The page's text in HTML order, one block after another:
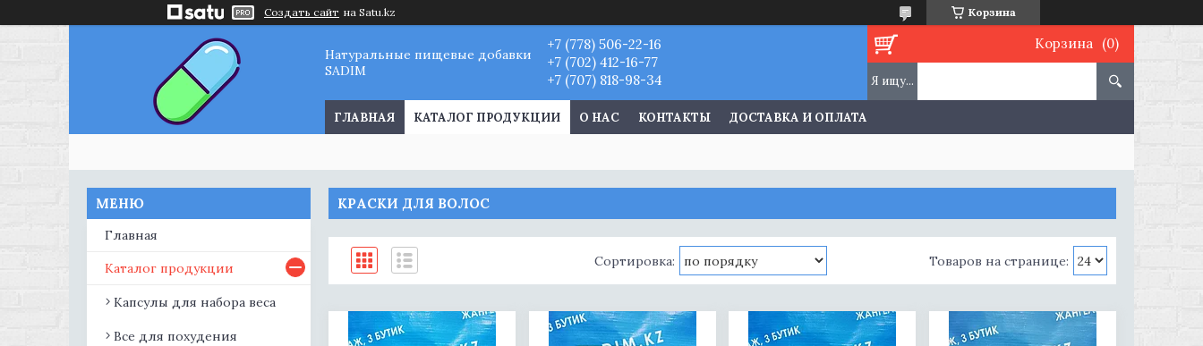
Создать сайт на Satu.kz Корзина
Натуральные пищевые добавки
SADIM
+7 (778) 506-22-16
+7 (702) 412-16-77
+7 (707) 818-98-34
Корзина
ГЛАВНАЯ КАТАЛОГ ПРОДУКЦИИ О НАС КОНТАКТЫ ДОСТАВКА И ОПЛАТА
КРАСКИ ДЛЯ ВОЛОС
Главная
Каталог продукции
Капсулы для набора веса
Все для похудения